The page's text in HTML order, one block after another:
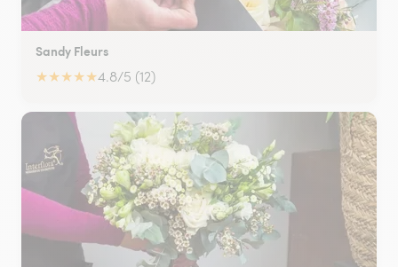
Sandy Fleurs
★★★★★4.8/5 (12)